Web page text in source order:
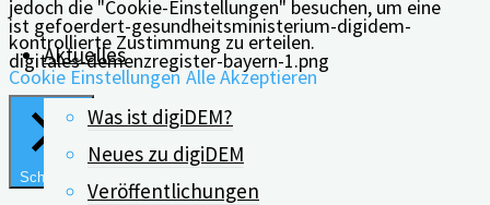
Aktuelles
Was ist digiDEM?
Neues zu digiDEM
Veröffentlichungen
jedoch die "Cookie-Einstellungen" besuchen, um eine
kontrollierte Zustimmung zu erteilen.
Cookie Einstellungen Alle Akzeptieren
Schließen